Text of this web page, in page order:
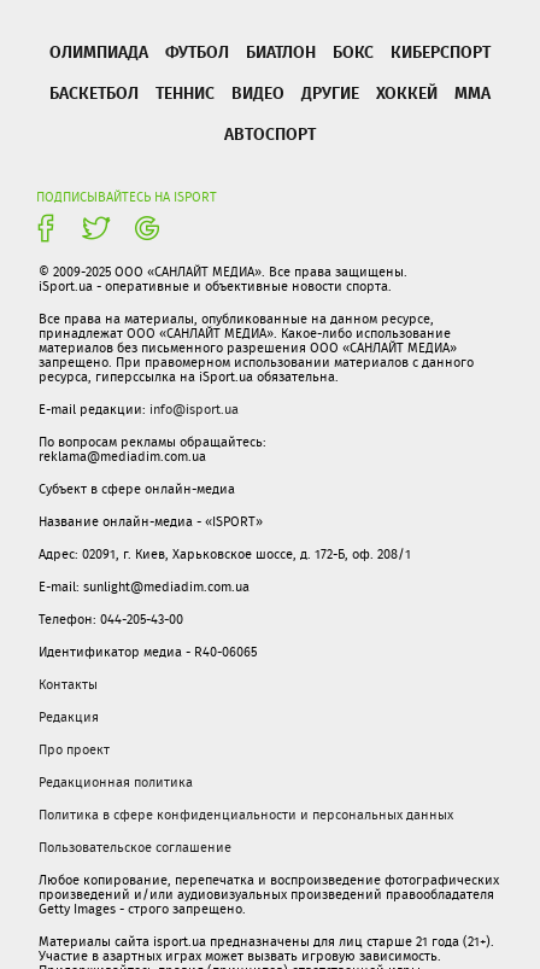
ОЛИМПИАДА ФУТБОЛ БИАТЛОН БОКС
КИБЕРСПОРТ
БАСКЕТБОЛ
ТЕННИС ВИДЕО ДРУГИЕ ХОККЕЙ
ММА
АВТОСПОРТ
ПОДПИСЫВАЙТЕСЬ НА ISPORT
© 2009-2025 ООО «САНЛАЙТ МЕДИА». Все права защищены.
iSport.ua - оперативные и объективные новости спорта.
Все права на материалы, опубликованные на данном ресурсе,
принадлежат ООО «САНЛАЙТ МЕДИА». Какое-либо использование
материалов без письменного разрешения ООО «САНЛАЙТ МЕДИА»
запрещено. При правомерном использовании материалов с данного
ресурса, гиперссылка на iSport.ua обязательна.
E-mail редакции: info@isport.ua
По вопросам рекламы обращайтесь:
reklama@mediadim.com.ua
Субъект в сфере онлайн-медиа
Название онлайн-медиа - «ISPORT»
Адрес: 02091, г. Киев, Харьковское шоссе, д. 172-Б, оф. 208/1
E-mail: sunlight@mediadim.com.ua
Телефон: 044-205-43-00
Идентификатор медиа - R40-06065
Контакты
Редакция
Про проект
Редакционная политика
Политика в сфере конфиденциальности и персональных данных
Пользовательское соглашение
Любое копирование, перепечатка и воспроизведение фотографических
произведений и/или аудиовизуальных произведений правообладателя
Getty Images - строго запрещено.
Материалы сайта isport.ua предназначены для лиц старше 21 года (21+).
Участие в азартных играх может вызвать игровую зависимость.